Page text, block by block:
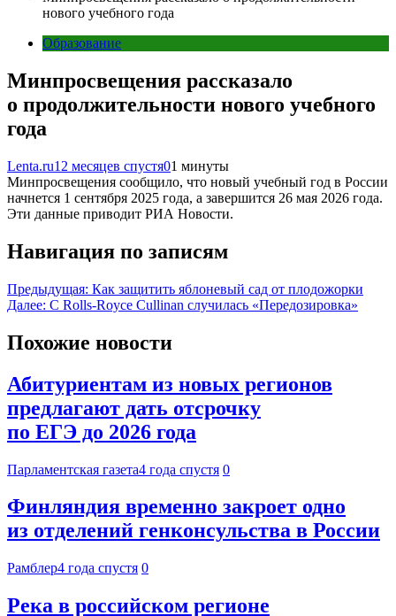
нового учебного года
Образование
Минпросвещения рассказало
о продолжительности нового учебного
года
Lenta.ru12 месяцев спустя01 минуты
Минпросвещения сообщило, что новый учебный год в России
начнется 1 сентября 2025 года, а завершится 26 мая 2026 года.
Эти данные приводит РИА Новости.
Навигация по записям
Предыдущая: Как защитить яблоневый сад от плодожорки
Далее: С Rolls-Royce Cullinan случилась «Передозировка»
Похожие новости
Абитуриентам из новых регионов
предлагают дать отсрочку
по ЕГЭ до 2026 года
Парламентская газета4 года спустя 0
Финляндия временно закроет одно
из отделений генконсульства в России
Рамблер4 года спустя 0
Река в российском регионе